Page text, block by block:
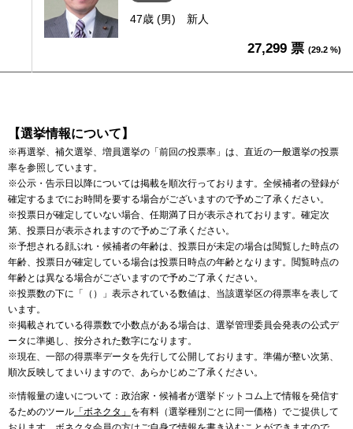
47歳 (男) 新人
27,299 票 (29.2 %)
【選挙情報について】
※再選挙、補欠選挙、増員選挙の「前回の投票率」は、直近の一般選挙の投票
率を参照しています。
※公示・告示日以降については掲載を順次行っております。全候補者の登録が
確定するまでにお時間を要する場合がございますので予めご了承ください。
※投票日が確定していない場合、任期満了日が表示されております。確定次
第、投票日が表示されますので予めご了承ください。
※予想される顔ぶれ・候補者の年齢は、投票日が未定の場合は閲覧した時点の
年齢、投票日が確定している場合は投票日時点の年齢となります。閲覧時点の
年齢とは異なる場合がございますので予めご了承ください。
※投票数の下に「（）」表示されている数値は、当該選挙区の得票率を表して
います。
※掲載されている得票数で小数点がある場合は、選挙管理委員会発表の公式デ
ータに準拠し、按分された数字になります。
※現在、一部の得票率データを先行して公開しております。準備が整い次第、
順次反映してまいりますので、あらかじめご了承ください。
※情報量の違いについて：政治家・候補者が選挙ドットコム上で情報を発信す
るためのツール 「ボネクタ」 を有料（選挙種別ごとに同一価格）でご提供して